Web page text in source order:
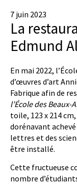
7 juin 2023
La
Edmund
En mai 2022,
d’œuvres d’art
Fabrique afin de
l’École des Beaux-
toile, 123 x 214
dorénavant
lettres et des
être installé.
Cette fructueuse
nombre